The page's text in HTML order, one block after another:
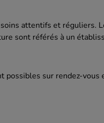
attentifs et réguliers.
sont référés à un
possibles sur rendez-